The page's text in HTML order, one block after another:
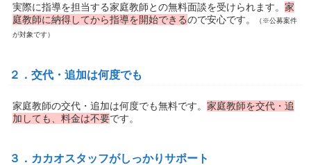
実際に指導を担当する家庭教師との無料面談を受けられます。家
庭教師に納得してから指導を開始できるので安心です。
（※公募案件
が対象です）
２．交代・追加は何度でも
家庭教師の交代・追加は何度でも無料です。家庭教師を交代・追
加しても、料金は不要です。
３．カカオスタッフがしっかりサポート